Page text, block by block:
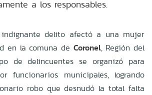
a los responsables.
delito afectó a una mujer
en la comuna de Coronel, Región del
de delincuentes se organizó para
funcionarios municipales, logrando
robo que desnudó la total falta